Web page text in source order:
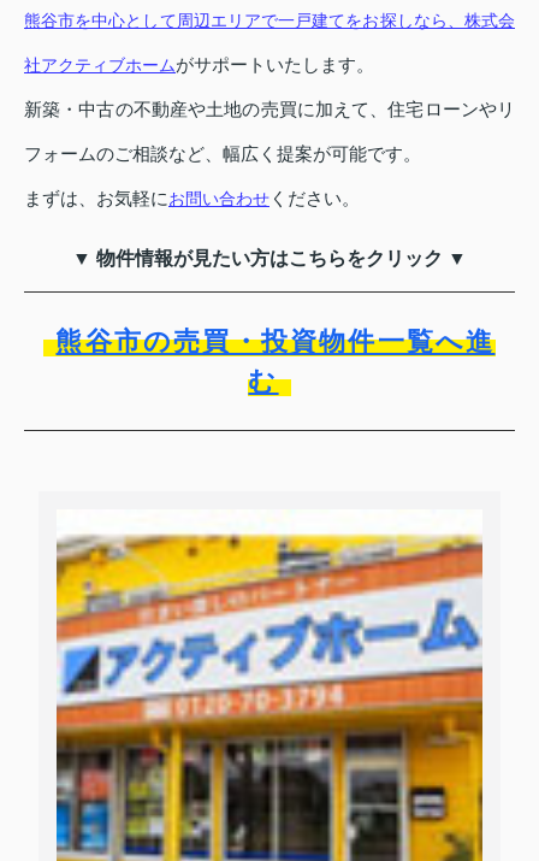
熊谷市を中心として周辺エリアで一戸建てをお探しなら、株式会
社アクティブホームがサポートいたします。
新築・中古の不動産や土地の売買に加えて、住宅ローンやリ
フォームのご相談など、幅広く提案が可能です。
まずは、お気軽にお問い合わせ ください。
▼ 物件情報が見たい方はこちらをクリック ▼
熊谷市の売買・投資物件一覧へ進
む